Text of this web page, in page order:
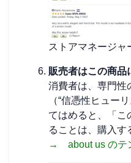
ストアマネージャ
販売者はこの商品
消費者は、専門性
（“信憑性ヒュー
てはめると、「こ
ることは、購入す
→ about us のテ